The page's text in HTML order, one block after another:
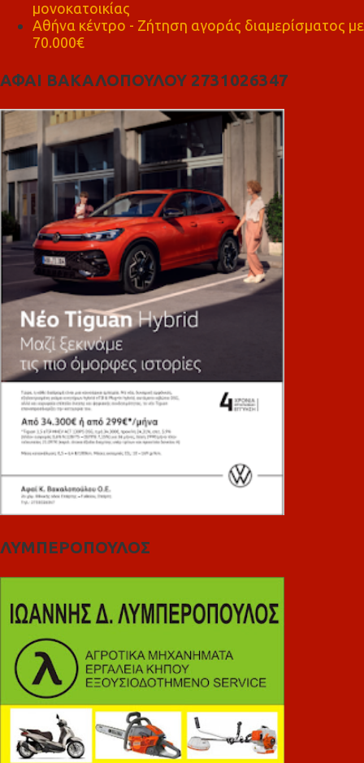
μονοκατοικίας
Αθήνα κέντρο - Ζήτηση αγοράς διαμερίσματος με
70.000€
ΑΦΑΙ ΒΑΚΑΛΟΠΟΥΛΟΥ 2731026347
ΛΥΜΠΕΡΟΠΟΥΛΟΣ